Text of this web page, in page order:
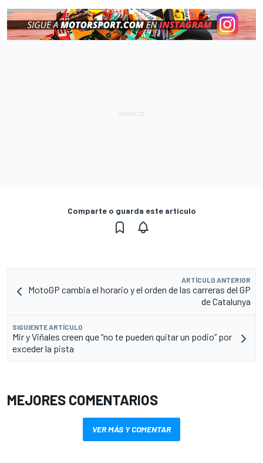
Comparte o guarda este artículo
ARTÍCULO ANTERIOR
MotoGP cambia el horario y el orden de las carreras del GP
de Catalunya
SIGUIENTE ARTÍCULO
Mir y Viñales creen que “no te pueden quitar un podio” por
exceder la pista
MEJORES COMENTARIOS
VER MÁS Y COMENTAR